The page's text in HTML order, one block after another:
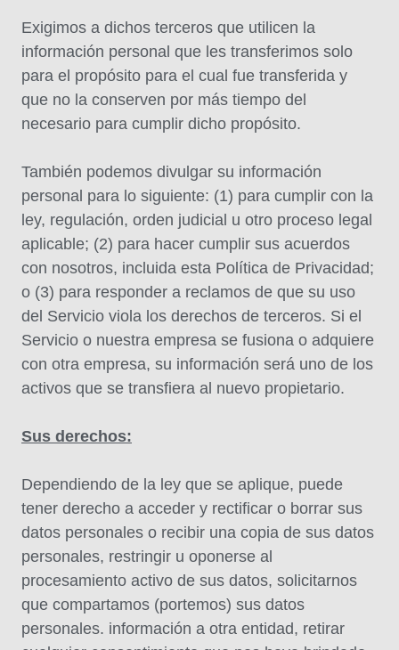
Exigimos a dichos terceros que utilicen la
información personal que les transferimos solo
para el propósito para el cual fue transferida y
que no la conserven por más tiempo del
necesario para cumplir dicho propósito.
También podemos divulgar su información
personal para lo siguiente: (1) para cumplir con la
ley, regulación, orden judicial u otro proceso legal
aplicable; (2) para hacer cumplir sus acuerdos
con nosotros, incluida esta Política de Privacidad;
o (3) para responder a reclamos de que su uso
del Servicio viola los derechos de terceros. Si el
Servicio o nuestra empresa se fusiona o adquiere
con otra empresa, su información será uno de los
activos que se transfiera al nuevo propietario.
Sus derechos:
Dependiendo de la ley que se aplique, puede
tener derecho a acceder y rectificar o borrar sus
datos personales o recibir una copia de sus datos
personales, restringir u oponerse al
procesamiento activo de sus datos, solicitarnos
que compartamos (portemos) sus datos
personales. información a otra entidad, retirar